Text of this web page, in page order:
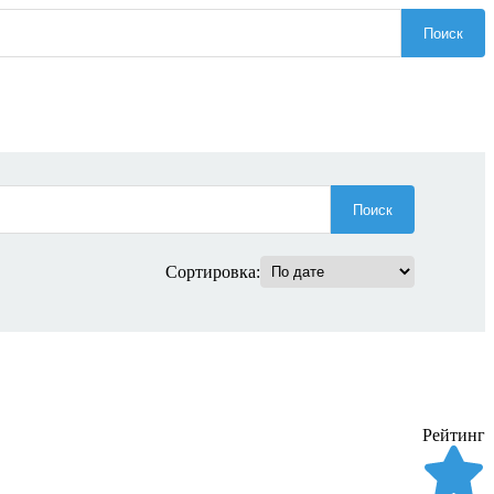
Поиск
Поиск
Сортировка:
Рейтинг